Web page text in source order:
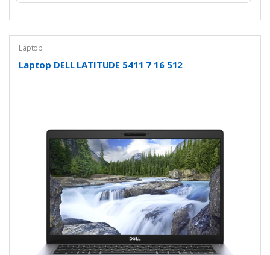
Laptop
Laptop DELL LATITUDE 5411 7 16 512